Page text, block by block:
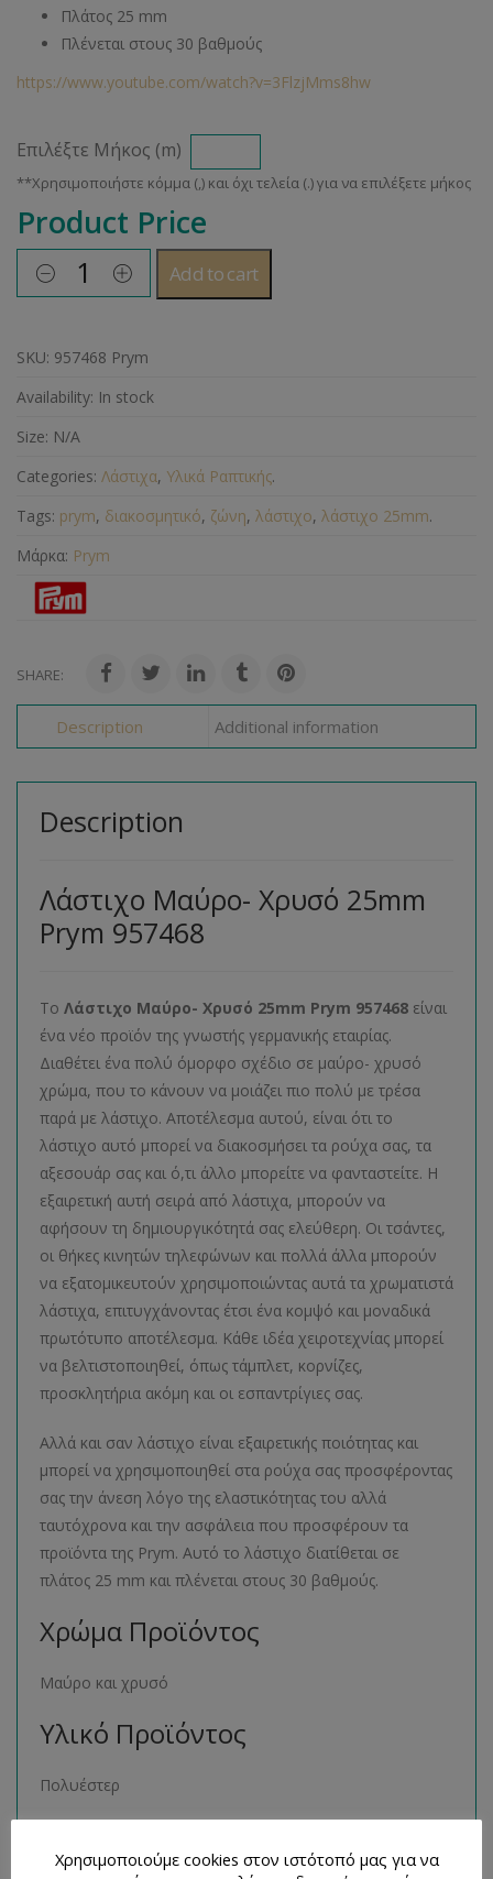
Πλάτος 25 mm
Πλένεται στους 30 βαθμούς
https://www.youtube.com/watch?v=3FlzjMms8hw
Επιλέξτε Μήκος (m)
Product Price
Add to cart
SKU: 957468 Prym
Availability: In stock
Size: N/A
Categories: Λάστιχα, Υλικά Ραπτικής.
Tags: prym, διακοσμητικό, ζώνη, λάστιχο, λάστιχο 25mm.
Μάρκα: Prym
SHARE:
Description Additional information
Description
Λάστιχο Μαύρο- Χρυσό 25mm
Prym 957468
Το Λάστιχο Μαύρο- Χρυσό 25mm Prym 957468 είναι
ένα νέο προϊόν της γνωστής γερμανικής εταιρίας.
Διαθέτει ένα πολύ όμορφο σχέδιο σε μαύρο- χρυσό
χρώμα, που το κάνουν να μοιάζει πιο πολύ με τρέσα
παρά με λάστιχο. Αποτέλεσμα αυτού, είναι ότι το
λάστιχο αυτό μπορεί να διακοσμήσει τα ρούχα σας, τα
αξεσουάρ σας και ό,τι άλλο μπορείτε να φανταστείτε. Η
εξαιρετική αυτή σειρά από λάστιχα, μπορούν να
αφήσουν τη δημιουργικότητά σας ελεύθερη. Οι τσάντες,
οι θήκες κινητών τηλεφώνων και πολλά άλλα μπορούν
να εξατομικευτούν χρησιμοποιώντας αυτά τα χρωματιστά
λάστιχα, επιτυγχάνοντας έτσι ένα κομψό και μοναδικά
πρωτότυπο αποτέλεσμα. Κάθε ιδέα χειροτεχνίας μπορεί
να βελτιστοποιηθεί, όπως τάμπλετ, κορνίζες,
προσκλητήρια ακόμη και οι εσπαντρίγιες σας.
Αλλά και σαν λάστιχο είναι εξαιρετικής ποιότητας και
μπορεί να χρησιμοποιηθεί στα ρούχα σας προσφέροντας
σας την άνεση λόγο της ελαστικότητας του αλλά
ταυτόχρονα και την ασφάλεια που προσφέρουν τα
προϊόντα της Prym. Αυτό το λάστιχο διατίθεται σε
πλάτος 25 mm και πλένεται στους 30 βαθμούς.
Χρώμα Προϊόντος
Μαύρο και χρυσό
Υλικό Προϊόντος
Πολυέστερ
Χρησιμοποιούμε cookies στον ιστότοπό μας για να